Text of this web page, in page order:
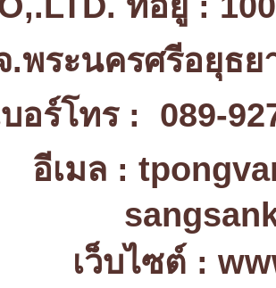
.พระนครศรีอยุ
บอร์โทร : 089-
อีเมล :
เว็บไซต์ :